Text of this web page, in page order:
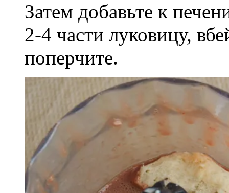
Затем добавьте к
2-4 части луковицу,
поперчите.